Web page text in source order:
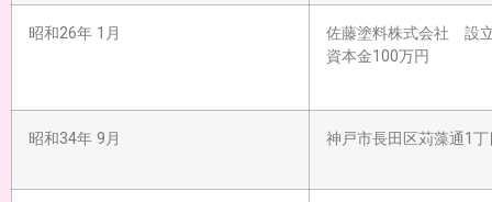
昭和26年 1月
佐藤塗料株式会社 設
資本金100万円
昭和34年 9月 神戸市長田区苅藻通1